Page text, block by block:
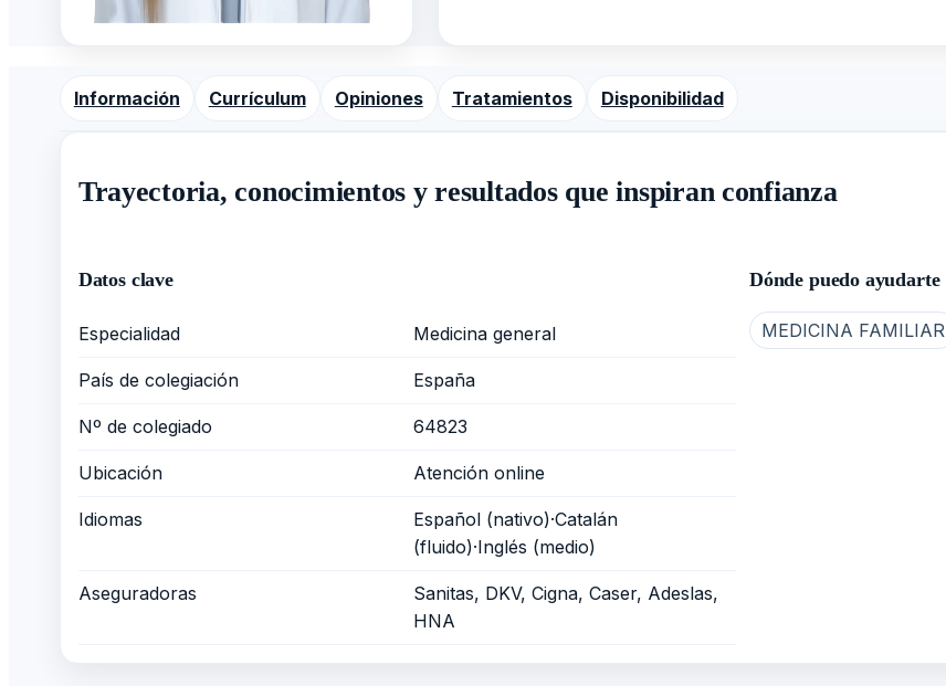
Información Currículum Opiniones Tratamientos Disponibilidad
Trayectoria, conocimientos y resultados que inspiran confianza
Datos clave
Especialidad Medicina general
País de colegiación España
Nº de colegiado 64823
Ubicación Atención online
Idiomas
Español (nativo)·Catalán
(fluido)·Inglés (medio)
Aseguradoras
Sanitas, DKV, Cigna, Caser, Adeslas,
HNA
Dónde puedo ayudarte
MEDICINA FAMILIAR